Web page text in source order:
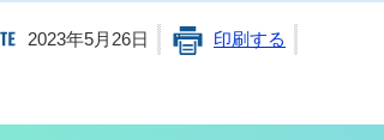
2023年5月26日 印刷する